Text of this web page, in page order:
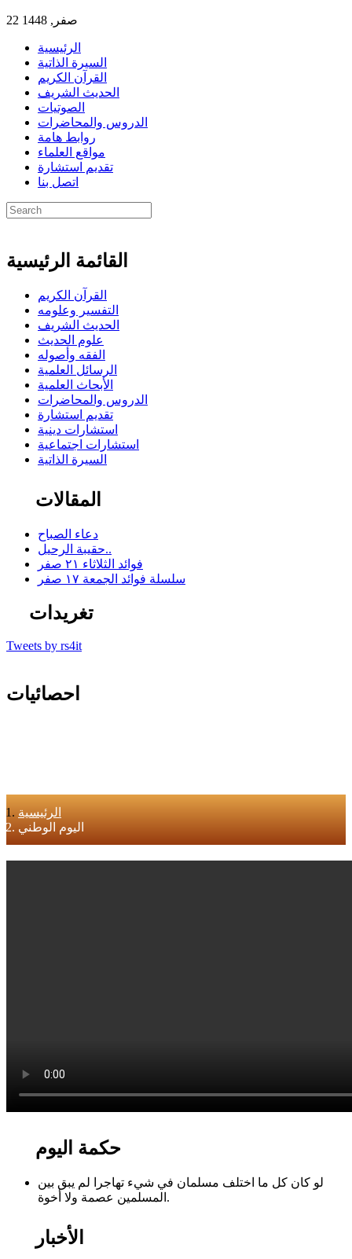
22 صفر, 1448
الرئيسية
السيرة الذاتية
القرآن الكريم
الحديث الشريف
الصوتيات
الدروس والمحاضرات
روابط هامة
مواقع العلماء
تقديم استشارة
اتصل بنا
القائمة الرئيسية
القرآن الكريم
التفسير وعلومه
الحديث الشريف
علوم الحديث
الفقه وأصوله
الرسائل العلمية
الأبحاث العلمية
الدروس والمحاضرات
تقديم استشارة
استشارات دينية
استشارات اجتماعية
السيرة الذاتية
المقالات
دعاء الصباح
حقيبة الرحيل..
فوائد الثلاثاء ٢١ صفر
سلسلة فوائد الجمعة ١٧ صفر
تغريدات
Tweets by rs4it
احصائيات
الرئيسية
اليوم الوطني
حكمة اليوم
لو كان كل ما اختلف مسلمان في شيء تهاجرا لم يبق بين
المسلمين عصمة ولا أخوة.
الأخبار